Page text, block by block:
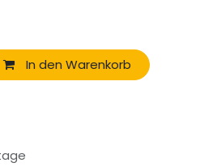
In den Warenkorb